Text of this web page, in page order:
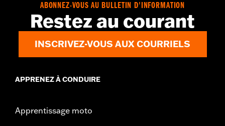
ABONNEZ-VOUS AU BULLETIN D'INFORMATION
Restez au courant
INSCRIVEZ-VOUS AUX COURRIELS
APPRENEZ À CONDUIRE
Apprentissage moto